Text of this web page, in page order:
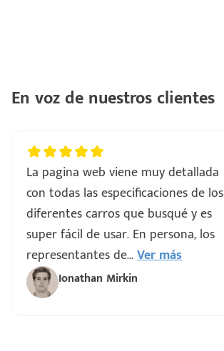
En voz de nuestros clientes
La pagina web viene muy detallada
con todas las especificaciones de los
diferentes carros que busqué y es
super fácil de usar. En persona, los
representantes de...Ver más
Ionathan Mirkin